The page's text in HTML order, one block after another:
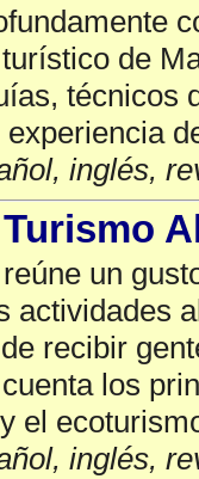
de
técnicos
inglés,
un
actividades
recibir
los
el
inglés,